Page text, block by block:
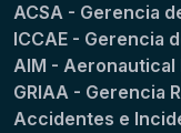
ACSA - Gerencia
ICCAE - Gerencia
AIM -
GRIAA - Gerencia
Accidentes e